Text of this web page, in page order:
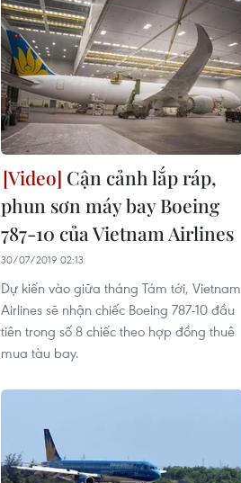
Cận cảnh lắp ráp,
phun sơn máy bay Boeing
787-10 của Vietnam Airlines
30/07/2019 02:13
Dự kiến vào giữa tháng Tám tới, Vietnam
Airlines sẽ nhận chiếc Boeing 787-10 đầu
tiên trong số 8 chiếc theo hợp đồng thuê
mua tàu bay.